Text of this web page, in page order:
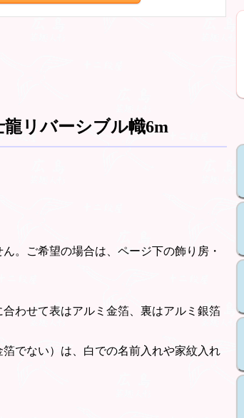
リバーシブル幟6m
。ご希望の場合は、ページ下の飾り房・
わせて表はアルミ金箔、裏はアルミ銀箔
でない）は、白での名前入れや家紋入れ